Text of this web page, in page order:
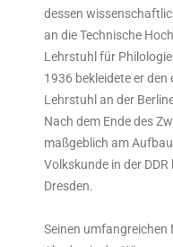
dessen
an die Technische
Lehrstuhl für
1936 bekleidete er
Lehrstuhl an der
Nach dem Ende des
maßgeblich am
Volkskunde in der
Dresden.
Seinen umfangreichen